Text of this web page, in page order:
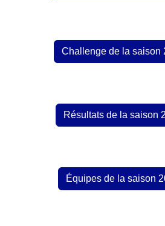
Challenge de la saison
Résultats de la saison
Équipes de la saison